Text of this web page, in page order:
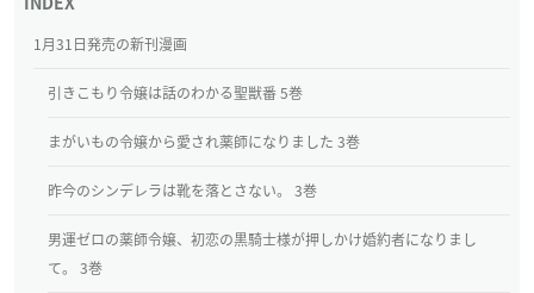
1月31日発売の新刊漫画
引きこもり令嬢は話のわかる聖獣番 5巻
まがいもの令嬢から愛され薬師になりました 3巻
昨今のシンデレラは靴を落とさない。 3巻
男運ゼロの薬師令嬢、初恋の黒騎士様が押しかけ婚約者になりまし
て。 3巻